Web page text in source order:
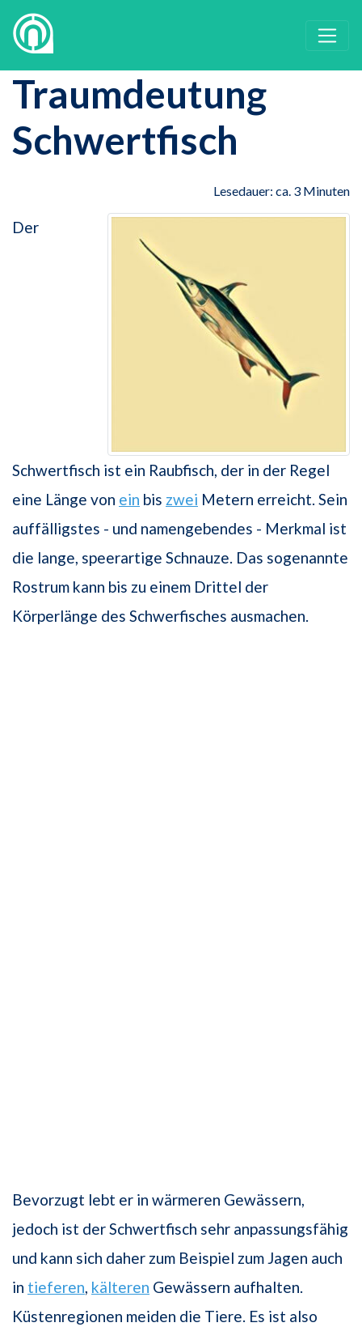
Traumdeutung
Schwertfisch
Lesedauer: ca. 3 Minuten
Der
Schwertfisch ist ein Raubfisch, der in der Regel
eine Länge von ein bis zwei Metern erreicht. Sein
auffälligstes - und namengebendes - Merkmal ist
die lange, speerartige Schnauze. Das sogenannte
Rostrum kann bis zu einem Drittel der
Körperlänge des Schwerfisches ausmachen.
Bevorzugt lebt er in wärmeren Gewässern,
jedoch ist der Schwertfisch sehr anpassungsfähig
und kann sich daher zum Beispiel zum Jagen auch
in tieferen, kälteren Gewässern aufhalten.
Küstenregionen meiden die Tiere. Es ist also